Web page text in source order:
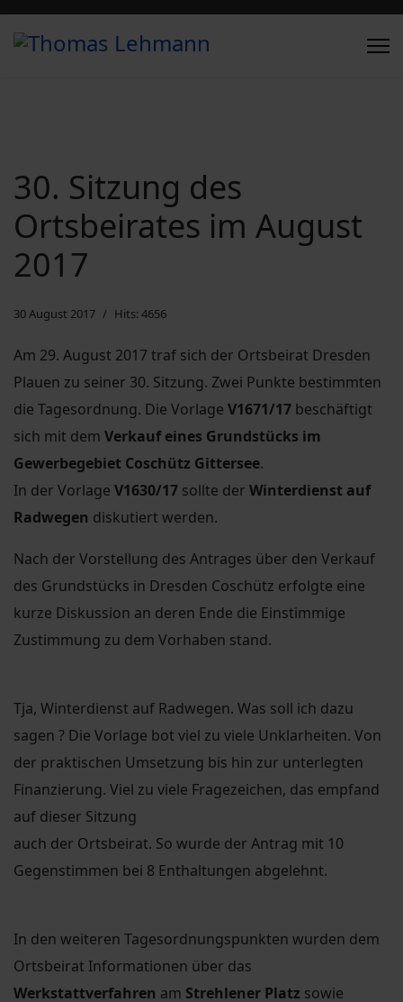
30. Sitzung des
Ortsbeirates im August
2017
30 August 2017 Hits: 4656
Am 29. August 2017 traf sich der Ortsbeirat Dresden
Plauen zu seiner 30. Sitzung. Zwei Punkte bestimmten
die Tagesordnung. Die Vorlage V1671/17 beschäftigt
sich mit dem Verkauf eines Grundstücks im
Gewerbegebiet Coschütz Gittersee.
In der Vorlage V1630/17 sollte der Winterdienst auf
Radwegen diskutiert werden.
Nach der Vorstellung des Antrages über den Verkauf
des Grundstücks in Dresden Coschütz erfolgte eine
kurze Diskussion an deren Ende die Einstimmige
Zustimmung zu dem Vorhaben stand.
Tja, Winterdienst auf Radwegen. Was soll ich dazu
sagen ? Die Vorlage bot viel zu viele Unklarheiten. Von
der praktischen Umsetzung bis hin zur unterlegten
Finanzierung. Viel zu viele Fragezeichen, das empfand
auf dieser Sitzung
auch der Ortsbeirat. So wurde der Antrag mit 10
Gegenstimmen bei 8 Enthaltungen abgelehnt.
In den weiteren Tagesordnungspunkten wurden dem
Ortsbeirat Informationen über das
Werkstattverfahren am Strehlener Platz sowie